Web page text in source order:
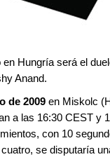
Hungría será el
Anand.
de 2009 en Miskolc
a las 16:30 CEST y
con 10
se disputaría